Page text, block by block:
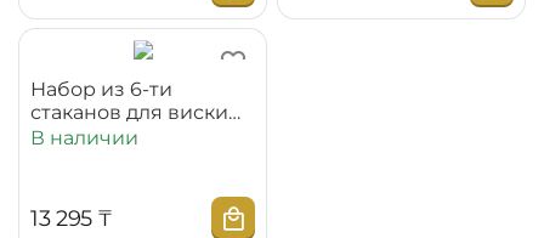
Набор из 6-ти
стаканов для виски
370 мл WL‑888021/6A
В наличии
13 295 ₸